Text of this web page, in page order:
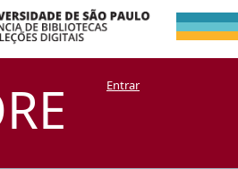
no Acervo
+ CoriscoEntrar